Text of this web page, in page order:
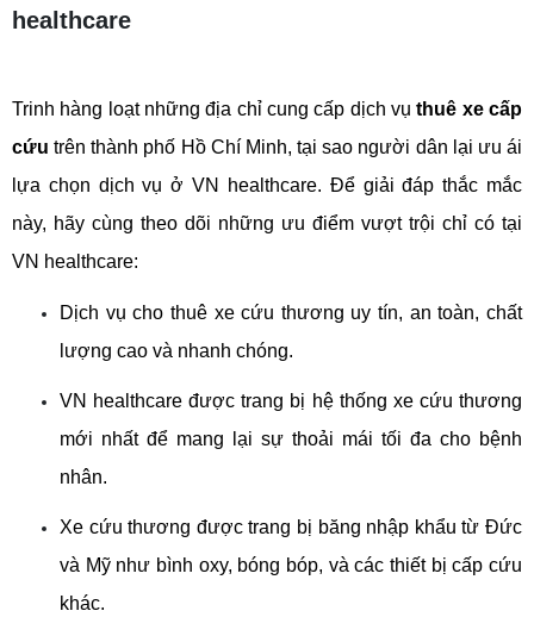
healthcare
Trinh hàng loạt những địa chỉ cung cấp dịch vụ thuê xe cấp
cứu trên thành phố Hồ Chí Minh, tại sao người dân lại ưu ái
lựa chọn dịch vụ ở VN healthcare. Để giải đáp thắc mắc
này, hãy cùng theo dõi những ưu điểm vượt trội chỉ có tại
VN healthcare:
Dịch vụ cho thuê xe cứu thương uy tín, an toàn, chất
lượng cao và nhanh chóng.
VN healthcare được trang bị hệ thống xe cứu thương
mới nhất để mang lại sự thoải mái tối đa cho bệnh
nhân.
Xe cứu thương được trang bị băng nhập khẩu từ Đức
và Mỹ như bình oxy, bóng bóp, và các thiết bị cấp cứu
khác.